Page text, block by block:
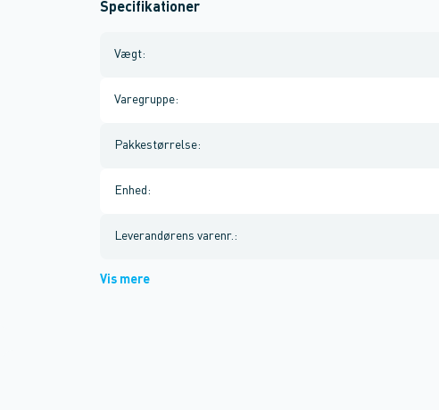
Specifikationer
Vægt:
Varegruppe:
Pakkestørrelse:
Enhed :
Leverandørens varenr. :
Vis mere